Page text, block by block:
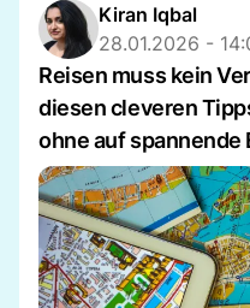
Kiran Iqbal
28.01.2026 -
Reisen muss kein
diesen cleveren
ohne auf